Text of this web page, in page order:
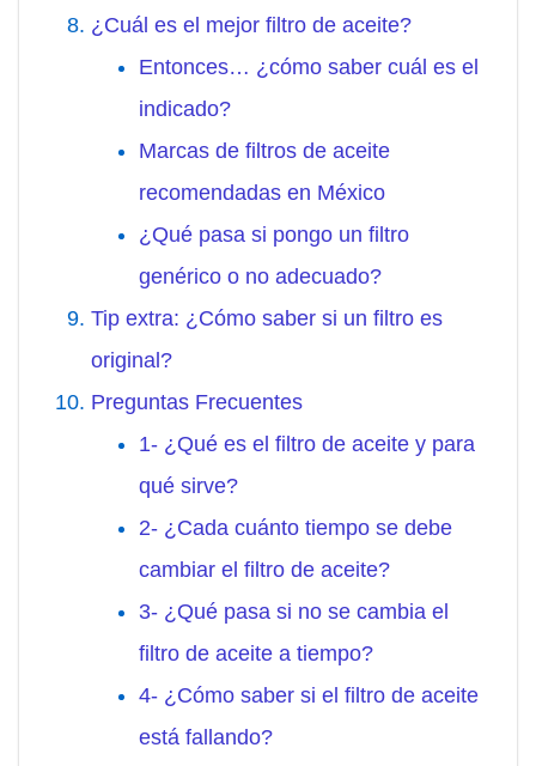
¿Cuál es el mejor filtro de aceite?
Entonces… ¿cómo saber cuál es el
indicado?
Marcas de filtros de aceite
recomendadas en México
¿Qué pasa si pongo un filtro
genérico o no adecuado?
Tip extra: ¿Cómo saber si un filtro es
original?
Preguntas Frecuentes
1- ¿Qué es el filtro de aceite y para
qué sirve?
2- ¿Cada cuánto tiempo se debe
cambiar el filtro de aceite?
3- ¿Qué pasa si no se cambia el
filtro de aceite a tiempo?
4- ¿Cómo saber si el filtro de aceite
está fallando?